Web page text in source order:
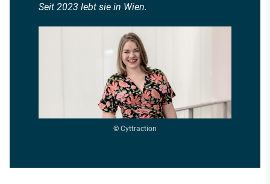
Seit 2023 lebt sie in Wien.
© Cyttraction